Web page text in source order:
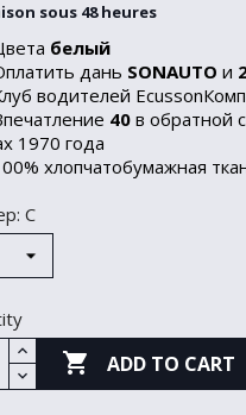
sous 48 heures
белый
дань SONAUTO и
водителей
40 в обратной
1970 года
хлопчатобумажная
С
 ADD TO CART